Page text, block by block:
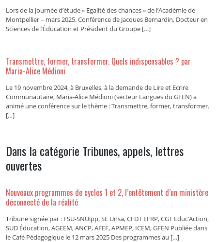
Lors de la journée d’étude « Egalité des chances » de l’Académie de
Montpellier – mars 2025. Conférence de Jacques Bernardin, Docteur en
Sciences de l’Éducation et Président du Groupe […]
Transmettre, former, transformer. Quels indispensables ? par
Maria-Alice Médioni
Le 19 novembre 2024, à Bruxelles, à la demande de Lire et Ecrire
Communautaire, Maria-Alice Médioni (secteur Langues du GFEN) a
animé une conférence sur le thème : Transmettre, former, transformer.
[…]
Dans la catégorie Tribunes, appels, lettres
ouvertes
Nouveaux programmes de cycles 1 et 2, l’entêtement d’un ministère
déconnecté de la réalité
Tribune signée par : FSU-SNUipp, SE Unsa, CFDT EFRP, CGT Educ’Action,
SUD Éducation, AGEEM, ANCP, AFEF, APMEP, ICEM, GFEN Publiée dans
le Café Pédagogique le 12 mars 2025 Des programmes au […]